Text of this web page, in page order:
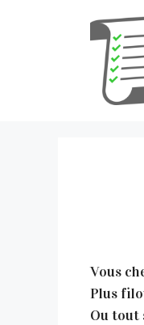
Vous
Plus
Ou tout